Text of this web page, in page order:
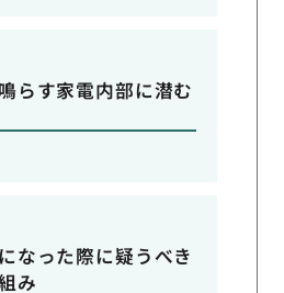
らす家電内部に潜む
なった際に疑うべき
み